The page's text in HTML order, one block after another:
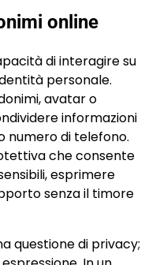
online
di interagire su
personale.
avatar o
informazioni
numero di telefono.
che consente
esprimere
senza il timore
questione di privacy;